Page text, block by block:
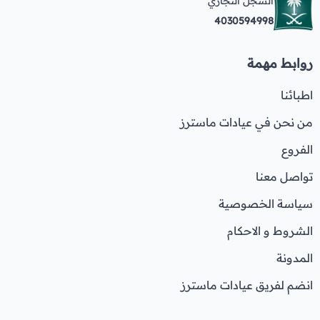
4030594998
روابط مهمة
اطبائنا
من نحن في عيادات ماسترز
الفروع
تواصل معنا
سياسة الخصوصية
الشروط و الاحكام
المدونة
انضم لفريق عيادات ماسترز